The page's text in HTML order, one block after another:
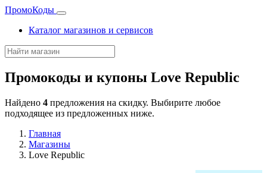
ПромоКоды
Каталог магазинов и сервисов
Промокоды и купоны Love Republic
Найдено 4 предложения на скидку. Выбирите любое
подходящее из предложенных ниже.
Главная
Магазины
Love Republic